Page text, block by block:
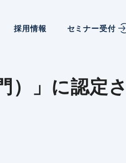
採用情報 セミナー受付
）」に認定